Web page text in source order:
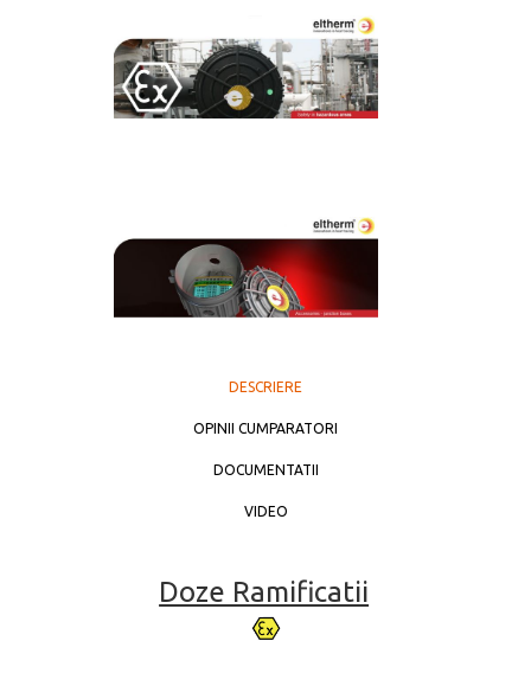
DESCRIERE
OPINII CUMPARATORI
DOCUMENTATII
VIDEO
Doze Ramificatii